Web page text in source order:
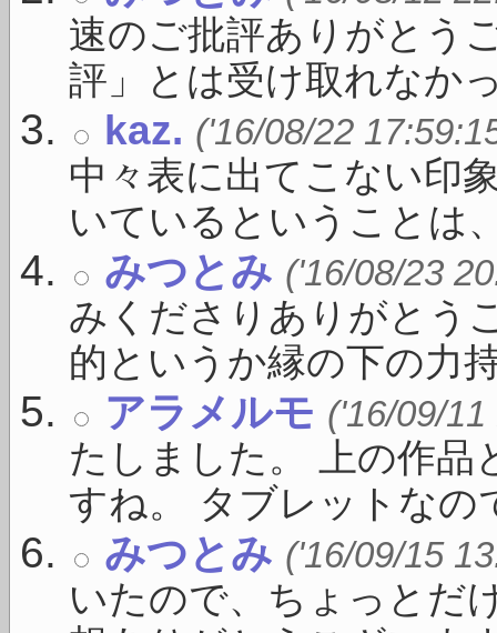
速のご批評ありがとう
評」とは受け取れなか
kaz. ('16/08/22
中々表に出てこない印
いているということは
みつとみ ('16/08/23
みくださりありがとう
的というか縁の下の力
アラメルモ ('16/09/
たしました。 上の作品
すね。 タブレットなの
みつとみ ('16/09/15
いたので、ちょっとだ